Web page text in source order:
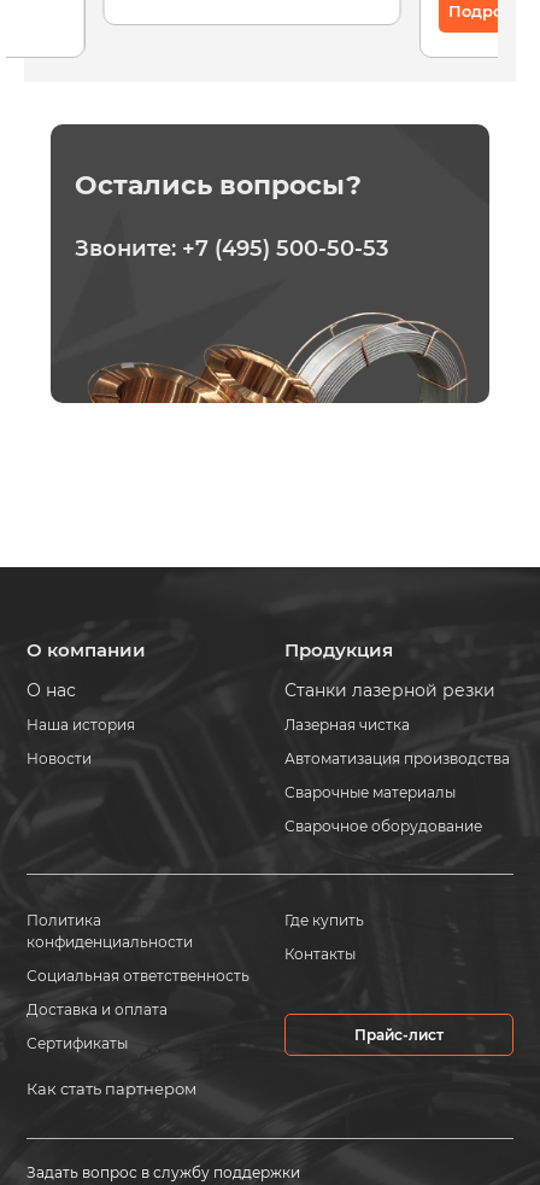
Остались вопросы?
Звоните: +7 (495) 500-50-53
О компании
О нас
Наша история
Новости
Продукция
Станки лазерной резки
Лазерная чистка
Автоматизация производства
Сварочные материалы
Сварочное оборудование
Политика
конфиденциальности
Социальная ответственность
Доставка и оплата
Сертификаты
Как стать партнером
Где купить
Контакты
Прайс-лист
Задать вопрос в службу поддержки